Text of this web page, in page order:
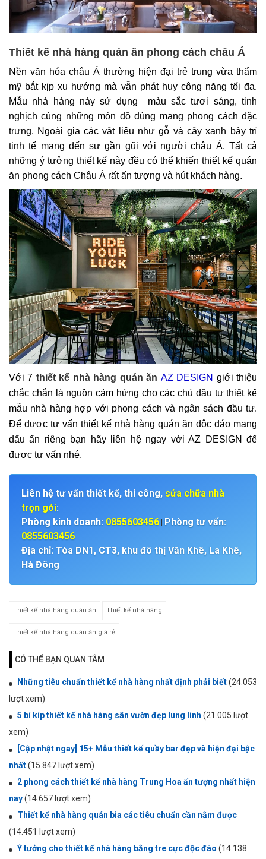
Thiết kế nhà hàng quán ăn phong cách châu Á
Nền văn hóa châu Á thường hiện đại trẻ trung vừa thẩm
mỹ bắt kịp xu hướng mà vẫn phát huy công năng tối đa.
Mẫu nhà hàng này sử dụng màu sắc tươi sáng, tinh
nghịch cùng những món đồ dùng mang phong cách đặc
trưng. Ngoài gia các vật liệu như gỗ và cây xanh bày trí
tinh tế mang đến sự gần gũi với người châu Á. Tất cả
những ý tưởng thiết kế này đều có thể khiến thiết kế quán
ăn phong cách Châu Á rất ấn tượng và hút khách hàng.
Với 7 thiết kế nhà hàng quán ăn AZ DESIGN giới thiệu
chắc chắn là nguồn cảm hứng cho các chủ đầu tư thiết kế
mẫu nhà hàng hợp với phong cách và ngân sách đầu tư.
Để được tư vấn thiết kế nhà hàng quán ăn độc đáo mang
dấu ấn riêng bạn hãy liên hệ ngay vớiAZ DESIGN để
được tư vấn nhé.
Liên hệ tư vấn thiết kế, thi công, sửa chữa nhà
trọn gói:
Phòng kinh doanh: 0855603456 Phòng tư vấn:
0855603456
Địa chỉ: Tòa DN1, CT3, khu đô thị Văn Khê, La Khê,
Hà Đông
Thiết kế nhà hàng quán ăn Thiết kế nhà hàng
Thiết kế nhà hàng quán ăn giá rẻ
CÓ THỂ BẠN QUAN TÂM
Những tiêu chuẩn thiết kế nhà hàng nhất định phải biết(24.053
lượt xem)
5 bí kíp thiết kế nhà hàng sân vườn đẹp lung linh (21.005 lượt
xem)
[Cập nhật ngay] 15+ Mẫu thiết kế quầy bar đẹp và hiện đại bậc
nhất(15.847 lượt xem)
2 phong cách thiết kế nhà hàng Trung Hoa ấn tượng nhất hiện
nay(14.657 lượt xem)
Thiết kế nhà hàng quán bia các tiêu chuẩn cần nắm được
(14.451 lượt xem)
Ý tưởng cho thiết kế nhà hàng bằng tre cực độc đáo (14.138